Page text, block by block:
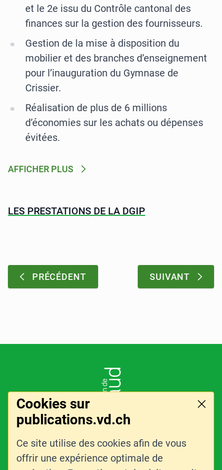
Cookies sur
publications.vd.ch
Ce site utilise des cookies afin de vous
offrir une expérience optimale de
et le 2e issu du Contrôle cantonal des
finances sur la gestion des fournisseurs.
Gestion de la mise à disposition du
mobilier et des branches d’enseignement
pour l’inauguration du Gymnase de
Crissier.
Réalisation de plus de 6 millions
d’économies sur les achats ou dépenses
évitées.
AFFICHER PLUS
LES PRESTATIONS DE LA DGIP
PRÉCÉDENT: SUIVANT
LIENS CONNEXES CONTACT
PLAN DU SITE